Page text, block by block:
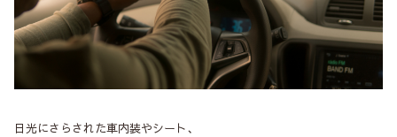
日光にさらされた車内装やシート、